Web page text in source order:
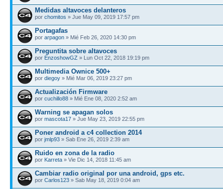
Medidas altavoces delanteros
por chomitos » Jue May 09, 2019 17:57 pm
Portagafas
por arpagon » Mié Feb 26, 2020 14:30 pm
Preguntita sobre altavoces
por EnzoshowGZ » Lun Oct 22, 2018 19:19 pm
Multimedia Ownice 500+
por diegoy » Mié Mar 06, 2019 23:27 pm
Actualización Firmware
por cuchillo88 » Mié Ene 08, 2020 2:52 am
Warning se apagan solos
por mascota17 » Jue May 23, 2019 22:55 pm
Poner android a c4 collection 2014
por jmlp93 » Sab Ene 26, 2019 2:39 am
Ruido en zona de la radio
por Karreta » Vie Dic 14, 2018 11:45 am
Cambiar radio original por una android, gps etc.
por Carlos123 » Sab May 18, 2019 0:04 am